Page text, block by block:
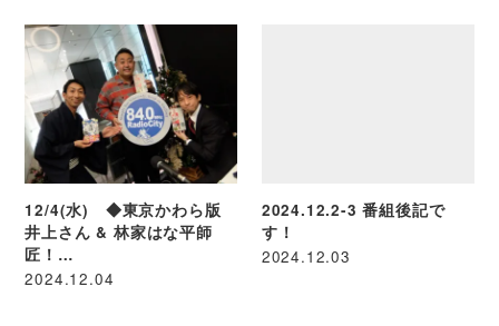
12/4(水) ◆東京かわら版
井上さん & 林家はな平師
匠！…
2024.12.04
2024.12.2-3 番組後記で
す！
2024.12.03